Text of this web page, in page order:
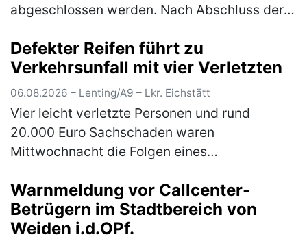
abgeschlossen werden. Nach Abschluss der
A3 in Fahrtrichtung Nürnberg wieder für den…
(mehr)
Defekter Reifen führt zu
Verkehrsunfall mit vier Verletzten
06.08.2026 – Lenting/A9 – Lkr. Eichstätt
Vier leicht verletzte Personen und rund
20.000 Euro Sachschaden waren
Mittwochnacht die Folgen eines
Reifens auf der A9. Ein 38-jähriger Autofahrer
aus Magdeb…(mehr)
Warnmeldung vor Callcenter-
Betrügern im Stadtbereich von
Weiden i.d.OPf.